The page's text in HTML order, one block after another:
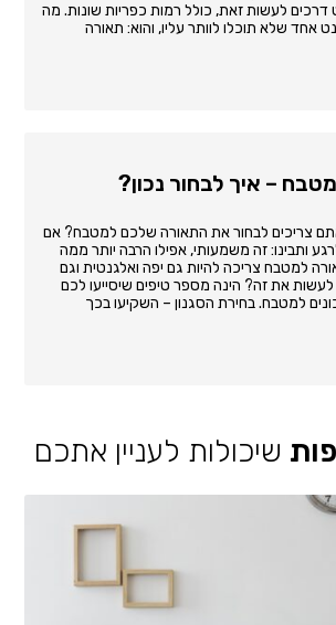
לעשות זאת, כולל רמות כפריות שונות. מה
אחד שלא תוכלו לוותר עליו, והוא: תאורה
– איך לבחור נכון?
צריכים לבחור את התאורה שלכם למטבח? אם
ותבינו: זה משמעותי, אפילו הרבה יותר ממה
למטבח צריכה להיות גם יפה ואלגנטית וגם
לעשות את זה? הינה מספר טיפים שיסייעו לכם
למטבח. בחירת הסגנון – השקיעו בכך
שיכולות לעניין אתכם